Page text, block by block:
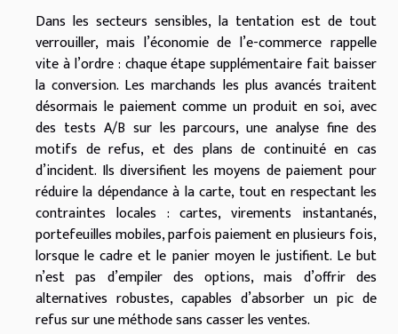
Dans les secteurs sensibles, la tentation est de tout
verrouiller, mais l’économie de l’e-commerce rappelle
vite à l’ordre : chaque étape supplémentaire fait baisser
la conversion. Les marchands les plus avancés traitent
désormais le paiement comme un produit en soi, avec
des tests A/B sur les parcours, une analyse fine des
motifs de refus, et des plans de continuité en cas
d’incident. Ils diversifient les moyens de paiement pour
réduire la dépendance à la carte, tout en respectant les
contraintes locales : cartes, virements instantanés,
portefeuilles mobiles, parfois paiement en plusieurs fois,
lorsque le cadre et le panier moyen le justifient. Le but
n’est pas d’empiler des options, mais d’offrir des
alternatives robustes, capables d’absorber un pic de
refus sur une méthode sans casser les ventes.